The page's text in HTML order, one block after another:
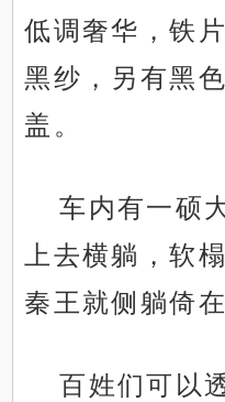
低调奢华，铁
黑纱，另有黑
盖。
车内有一硕
上去横躺，软
秦王就侧躺倚
百姓们可以